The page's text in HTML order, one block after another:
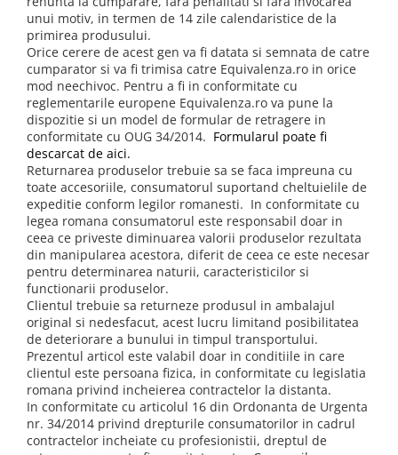
unui motiv, in termen de 14 zile calendaristice de la
primirea produsului.
Orice cerere de acest gen va fi datata si semnata de catre
cumparator si va fi trimisa catre Equivalenza.ro in orice
mod neechivoc. Pentru a fi in conformitate cu
reglementarile europene Equivalenza.ro va pune la
dispozitie si un model de formular de retragere in
conformitate cu OUG 34/2014. Formularul poate fi
descarcat de aici.
Returnarea produselor trebuie sa se faca impreuna cu
toate accesoriile, consumatorul suportand cheltuielile de
expeditie conform legilor romanesti. In conformitate cu
legea romana consumatorul este responsabil doar in
ceea ce priveste diminuarea valorii produselor rezultata
din manipularea acestora, diferit de ceea ce este necesar
pentru determinarea naturii, caracteristicilor si
functionarii produselor.
Clientul trebuie sa returneze produsul in ambalajul
original si nedesfacut, acest lucru limitand posibilitatea
de deteriorare a bunului in timpul transportului.
Prezentul articol este valabil doar in conditiile in care
clientul este persoana fizica, in conformitate cu legislatia
romana privind incheierea contractelor la distanta.
In conformitate cu articolul 16 din Ordonanta de Urgenta
nr. 34/2014 privind drepturile consumatorilor in cadrul
contractelor incheiate cu profesionistii, dreptul de